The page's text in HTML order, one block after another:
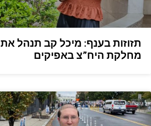
תזוזות בענף: מיכל קב תנהל את
מחלקת היח”צ באפיקים